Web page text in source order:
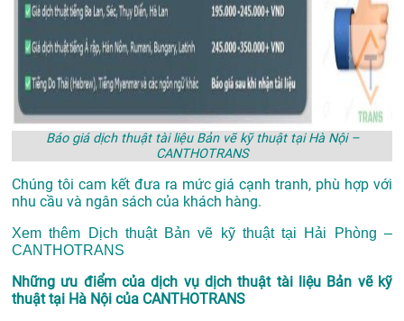
Báo giá dịch thuật tài liệu Bản vẽ kỹ thuật tại Hà Nội –
CANTHOTRANS
Chúng tôi cam kết đưa ra mức giá cạnh tranh, phù hợp với
nhu cầu và ngân sách của khách hàng.
Xem thêm
Dịch thuật Bản vẽ kỹ thuật tại Hải Phòng –
CANTHOTRANS
Những ưu điểm của dịch vụ dịch thuật tài liệu Bản vẽ kỹ
thuật tại Hà Nội của CANTHOTRANS